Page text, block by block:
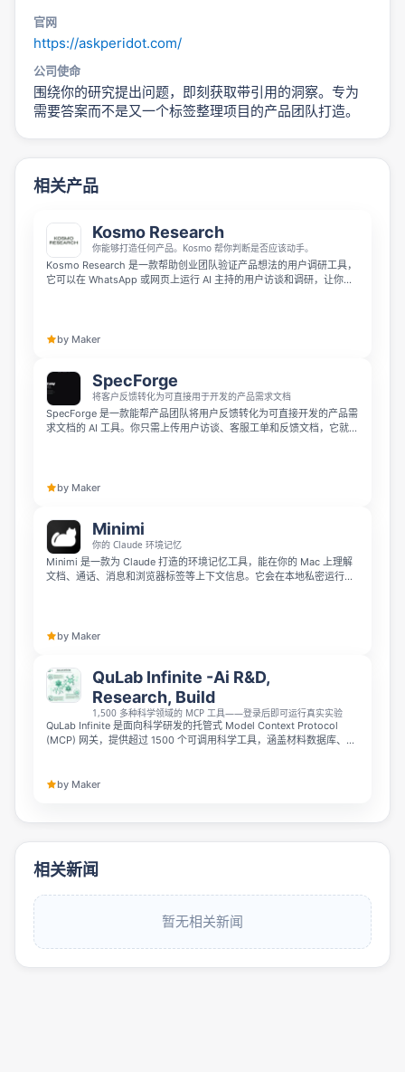
官网
https://askperidot.com/
公司使命
围绕你的研究提出问题，即刻获取带引用的洞察。专为
需要答案而不是又一个标签整理项目的产品团队打造。
相关产品
Kosmo Research
你能够打造任何产品。Kosmo 帮你判断是否应该动手。
Kosmo Research 是一款帮助创业团队验证产品想法的用户调研工具，
它可以在 WhatsApp 或网页上运行 AI 主持的用户访谈和调研，让你在
实的产品验证，起步仅需 99 欧元。
by Maker
SpecForge
将客户反馈转化为可直接用于开发的产品需求文档
SpecForge 是一款能帮产品团队将用户反馈转化为可直接开发的产品需
求文档的 AI 工具。你只需上传用户访谈、客服工单和反馈文档，它就能
by Maker
Minimi
你的 Claude 环境记忆
Minimi 是一款为 Claude 打造的环境记忆工具，能在你的 Mac 上理解
文档、通话、消息和浏览器标签等上下文信息。它会在本地私密运行，
by Maker
QuLab Infinite -Ai R&D,
Research, Build
1,500 多种科学领域的 MCP 工具——登录后即可运行真实实验
QuLab Infinite 是面向科学研发的托管式 Model Context Protocol
(MCP) 网关，提供超过 1500 个可调用科学工具，涵盖材料数据库、晶
用并返回可复现的校验和产物，支持 Claude、Cursor 以及任何 HTTP
by Maker
相关新闻
暂无相关新闻